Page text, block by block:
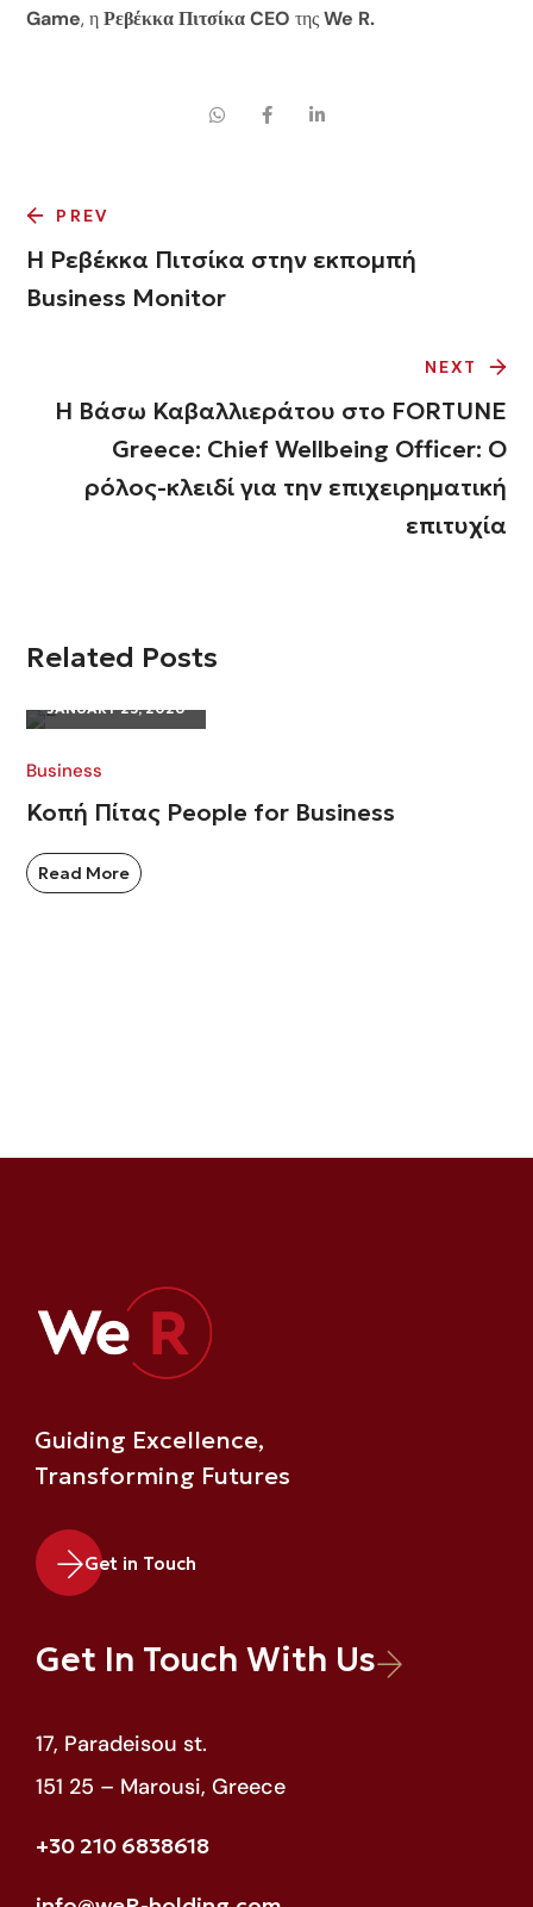
Game, ηΡεβέκκα Πιτσίκα CEOτηςWe R.
PREV
Η Ρεβέκκα Πιτσίκα στην εκπομπή
Business Monitor
NEXT
Η Βάσω Καβαλλιεράτου στο FORTUNE
Greece: Chief Wellbeing Officer: Ο
ρόλος-κλειδί για την επιχειρηματική
επιτυχία
Related Posts
JANUARY 23, 2026
Business
Κοπή Πίτας People for Business
Read More
Guiding Excellence,
Transforming Futures
Get in Touch
Get In Touch With Us
17, Paradeisou st.
151 25 – Marousi, Greece
+30 210 6838618